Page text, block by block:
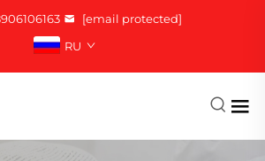
[email protected]
RU